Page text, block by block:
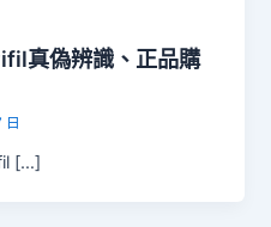
真偽辨識、正品購
日
[…]